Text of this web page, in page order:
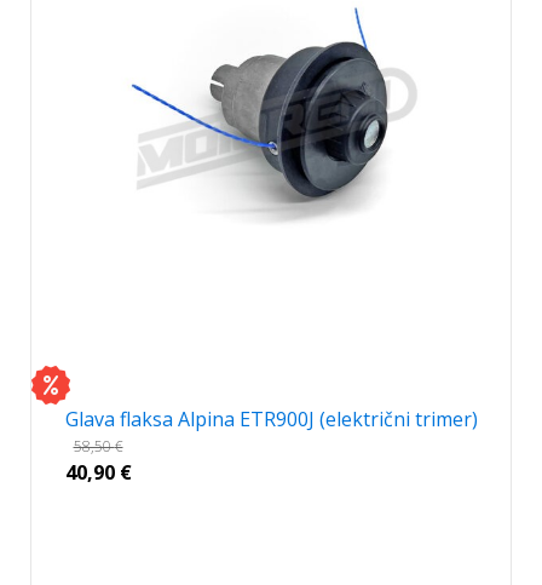
Glava flaksa Alpina ETR900J (električni trimer)
58,50€
40,90 €